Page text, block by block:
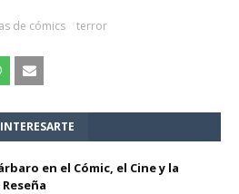
de cómics terror
en el Cómic, el Cine y la